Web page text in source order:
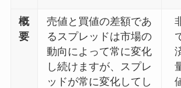
概
要
売値と買値の差額であ
るスプレッドは市場の
動向によって常に変化
し続けますが、スプレ
ッドが常に変化してし